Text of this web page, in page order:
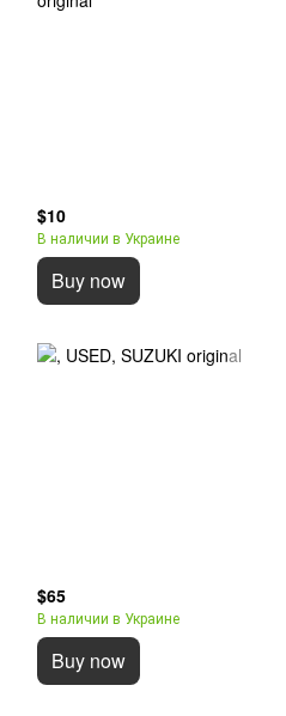
$10
В наличии в Украине
Buy now
$65
В наличии в Украине
Buy now